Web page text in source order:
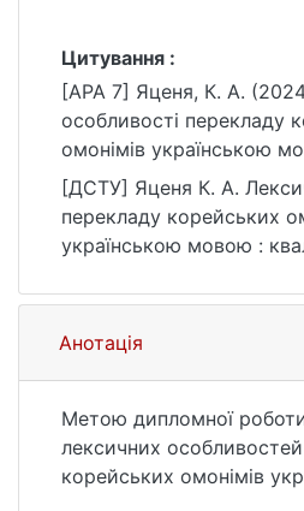
Цитування :
[APA 7] Яценя, К. А.
особливості перекладу
омонімів українською
[Бакалаврська робота,
національний
Шевченка]. eKNUTSHIR.
https://ir.library.knu.ua/
5
[ДСТУ] Яценя К. А.
перекладу корейських
українською мовою :
наук. кер. Т. О. Васюхно.
URL:
https://ir.library.knu.ua/
Анотація
Метою дипломної
лексичних
корейських омонімів